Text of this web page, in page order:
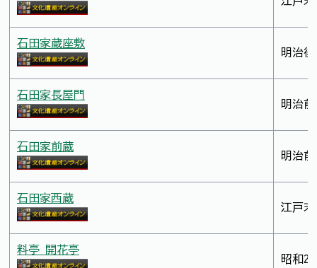
石田家蔵座敷
明治
石田家長屋門
明治
石田家前蔵
明治
石田家西蔵
江戸末
料亭 開花亭
昭和